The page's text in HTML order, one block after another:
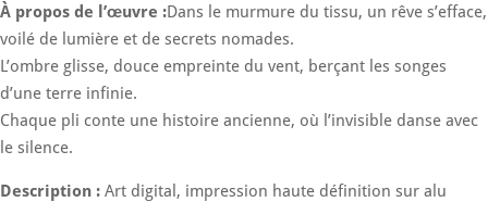
À propos de l’œuvre :Dans le murmure du tissu, un rêve s’efface,
voilé de lumière et de secrets nomades.
L’ombre glisse, douce empreinte du vent, berçant les songes
d’une terre infinie.
Chaque pli conte une histoire ancienne, où l’invisible danse avec
le silence.
Description : Art digital, impression haute définition sur alu